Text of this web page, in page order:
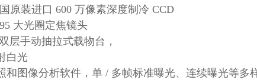
原装进口 600 万像素深度制冷 CCD
大光圈定焦镜头
层手动抽拉式载物台，
白光
和图像分析软件，单 / 多帧标准曝光、连续曝光等多